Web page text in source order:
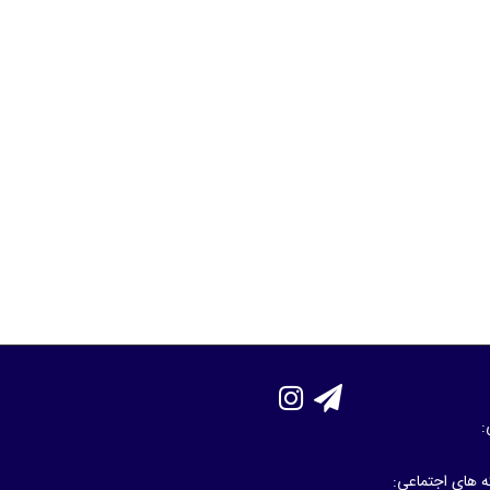
های اجتماعی: